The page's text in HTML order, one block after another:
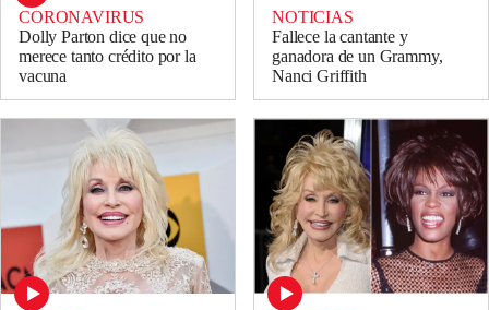
CORONAVIRUS
Dolly Parton dice que no
merece tanto crédito por la
vacuna
NOTICIAS
Fallece la cantante y
ganadora de un Grammy,
Nanci Griffith